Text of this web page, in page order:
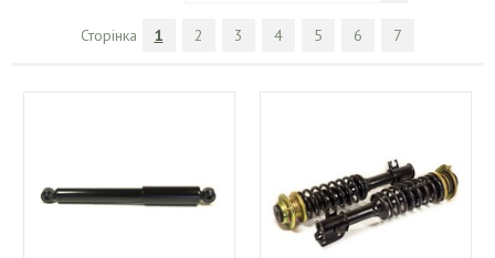
Сторінка 1 2 3 4 5 6 7